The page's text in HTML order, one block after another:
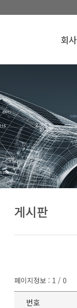
회
조
찾아
회
게시판
페이지정보 : 1 / 0
번호